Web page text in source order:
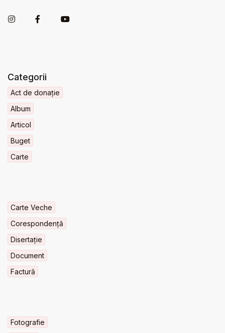
Categorii
Act de donație
Album
Articol
Buget
Carte
Carte Veche
Corespondență
Disertație
Document
Factură
Fotografie